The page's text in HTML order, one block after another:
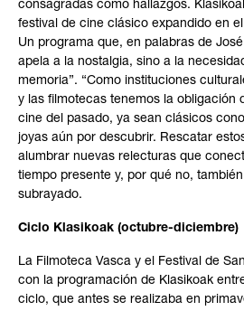
consagradas como hallazgos.
festival de cine clásico expandido en
Un programa que, en palabras de
apela a la nostalgia, sino a la
memoria”. “Como instituciones
y las filmotecas tenemos la obligación
cine del pasado, ya sean clásicos
joyas aún por descubrir. Rescatar
alumbrar nuevas relecturas que
tiempo presente y, por qué no,
subrayado.
Ciclo Klasikoak (octubre-diciembre)
La Filmoteca Vasca y el Festival de
con la programación de Klasikoak
ciclo, que antes se realizaba en